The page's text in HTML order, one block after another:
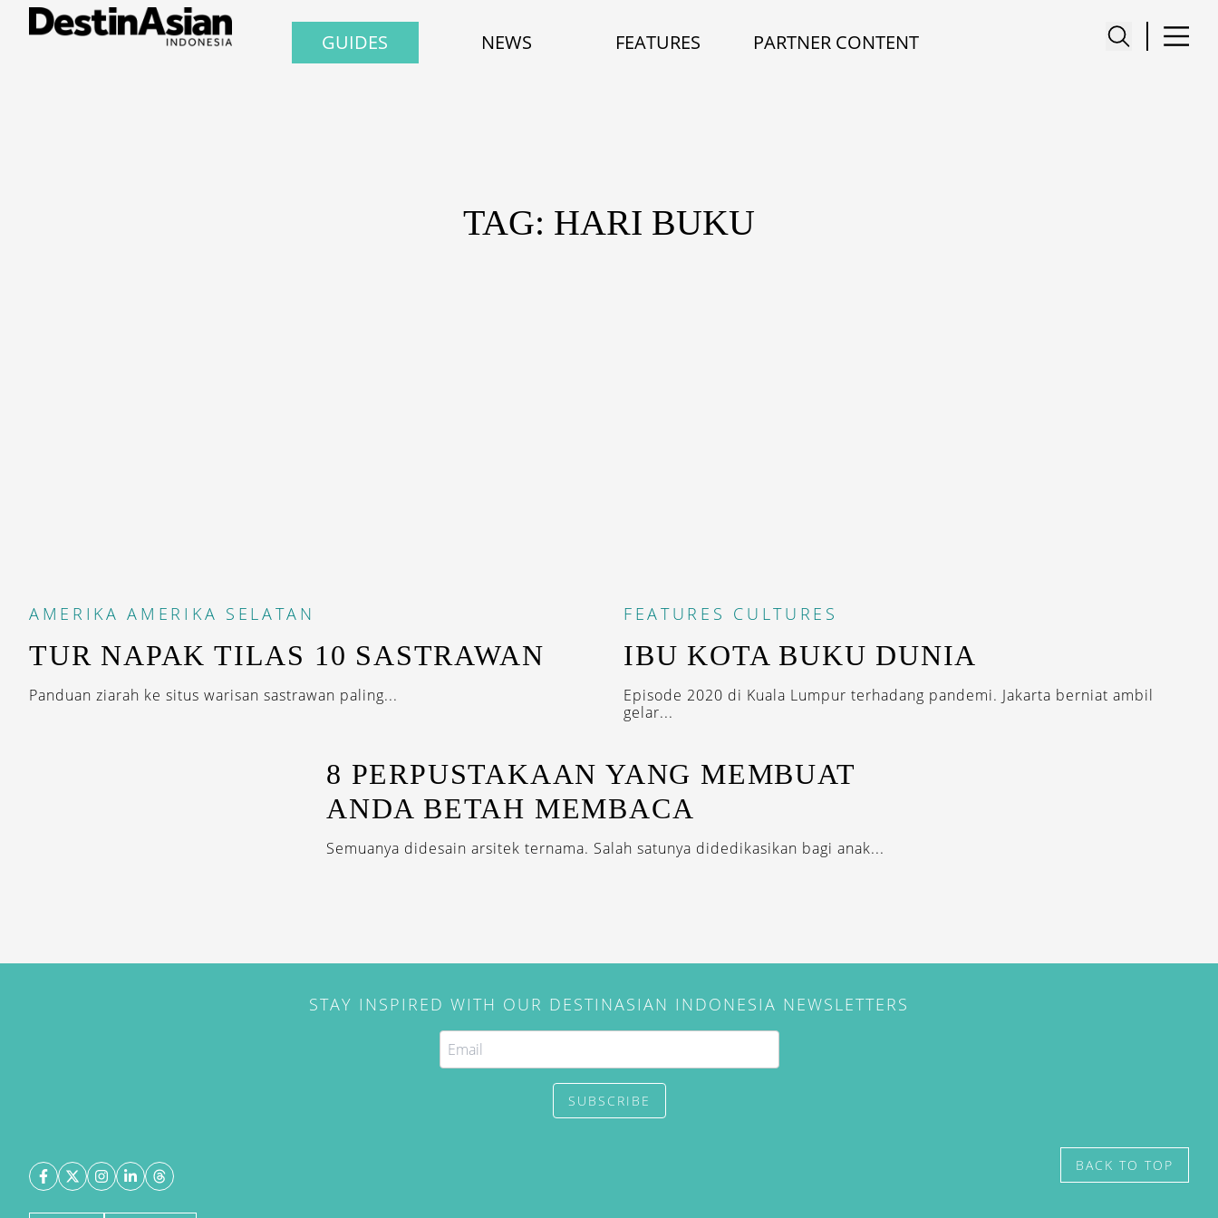
GUIDES NEWS FEATURES PARTNER CONTENT
TAG: HARI BUKU
AMERIKA AMERIKA SELATAN
TUR NAPAK TILAS 10 SASTRAWAN
Panduan ziarah ke situs warisan sastrawan paling...
FEATURES CULTURES
IBU KOTA BUKU DUNIA
Episode 2020 di Kuala Lumpur terhadang pandemi. Jakarta berniat ambil
gelar...
8 PERPUSTAKAAN YANG MEMBUAT
ANDA BETAH MEMBACA
Semuanya didesain arsitek ternama. Salah satunya didedikasikan bagi anak...
STAY INSPIRED WITH OUR DESTINASIAN INDONESIA NEWSLETTERS
SUBSCRIBE
BACK TO TOP